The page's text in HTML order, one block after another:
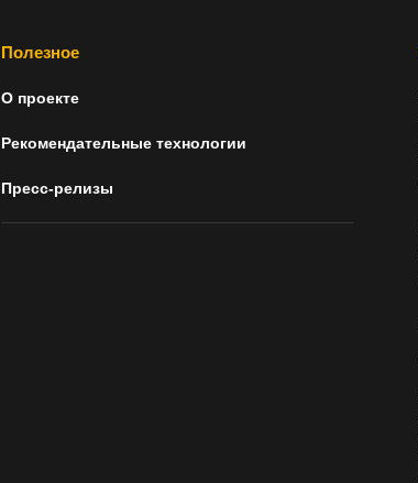
Полезное
О проекте
Рекомендательные технологии
Пресс-релизы